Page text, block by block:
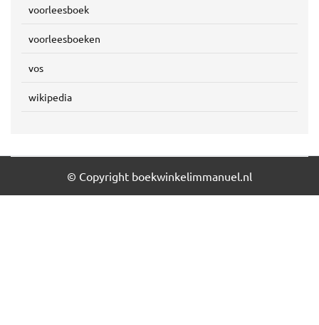
voorleesboek
voorleesboeken
vos
wikipedia
© Copyright boekwinkelimmanuel.nl